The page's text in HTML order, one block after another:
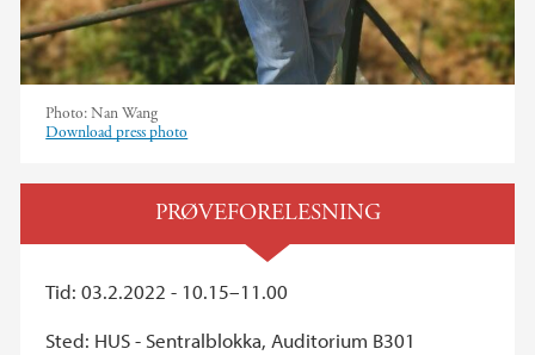
Photo:Nan Wang
Download press photo
PRØVEFORELESNING
Tid: 03.2.2022 - 10.15–11.00
Sted: HUS - Sentralblokka, Auditorium B301